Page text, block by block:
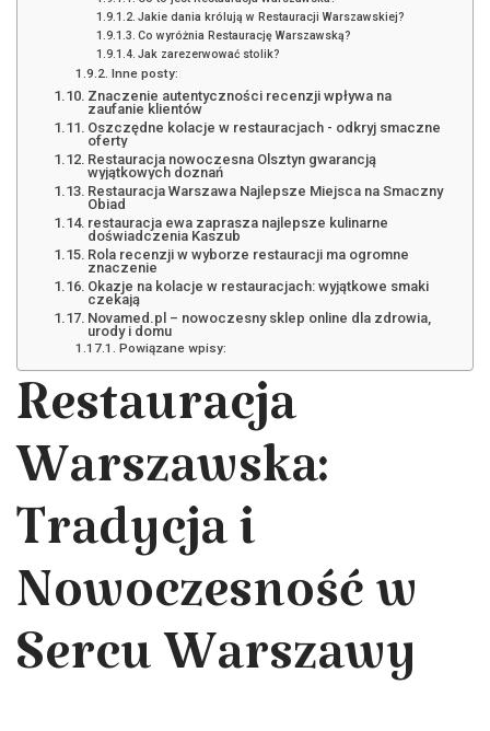
Jakie dania królują w Restauracji Warszawskiej?
Co wyróżnia Restaurację Warszawską?
Jak zarezerwować stolik?
Inne posty:
Znaczenie autentyczności recenzji wpływa na
zaufanie klientów
Oszczędne kolacje w restauracjach - odkryj smaczne
oferty
Restauracja nowoczesna Olsztyn gwarancją
wyjątkowych doznań
Restauracja Warszawa Najlepsze Miejsca na Smaczny
Obiad
restauracja ewa zaprasza najlepsze kulinarne
doświadczenia Kaszub
Rola recenzji w wyborze restauracji ma ogromne
znaczenie
Okazje na kolacje w restauracjach: wyjątkowe smaki
czekają
Novamed.pl – nowoczesny sklep online dla zdrowia,
urody i domu
Powiązane wpisy:
Restauracja
Warszawska:
Tradycja i
Nowoczesność w
Sercu Warszawy